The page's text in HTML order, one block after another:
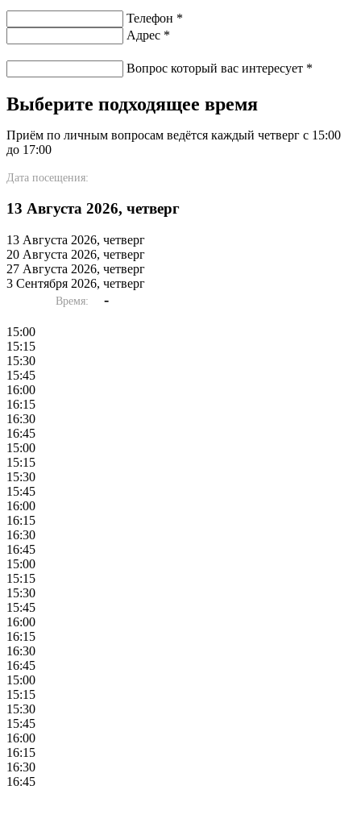
Телефон *
Адрес *
Вопрос который вас интересует *
Выберите подходящее время
Приём по личным вопросам ведётся каждый четверг с 15:00
до 17:00
Дата посещения:
13 Августа 2026, четверг
13 Августа 2026, четверг
20 Августа 2026, четверг
27 Августа 2026, четверг
3 Сентября 2026, четверг
Время: -
15:00
15:15
15:30
15:45
16:00
16:15
16:30
16:45
15:00
15:15
15:30
15:45
16:00
16:15
16:30
16:45
15:00
15:15
15:30
15:45
16:00
16:15
16:30
16:45
15:00
15:15
15:30
15:45
16:00
16:15
16:30
16:45